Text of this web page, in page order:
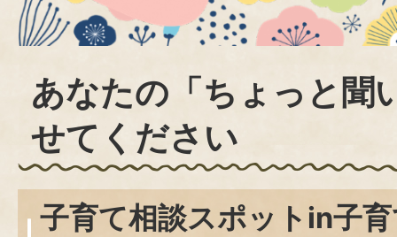
あなたの「ちょっと聞
せてください
子育て相談スポットin子